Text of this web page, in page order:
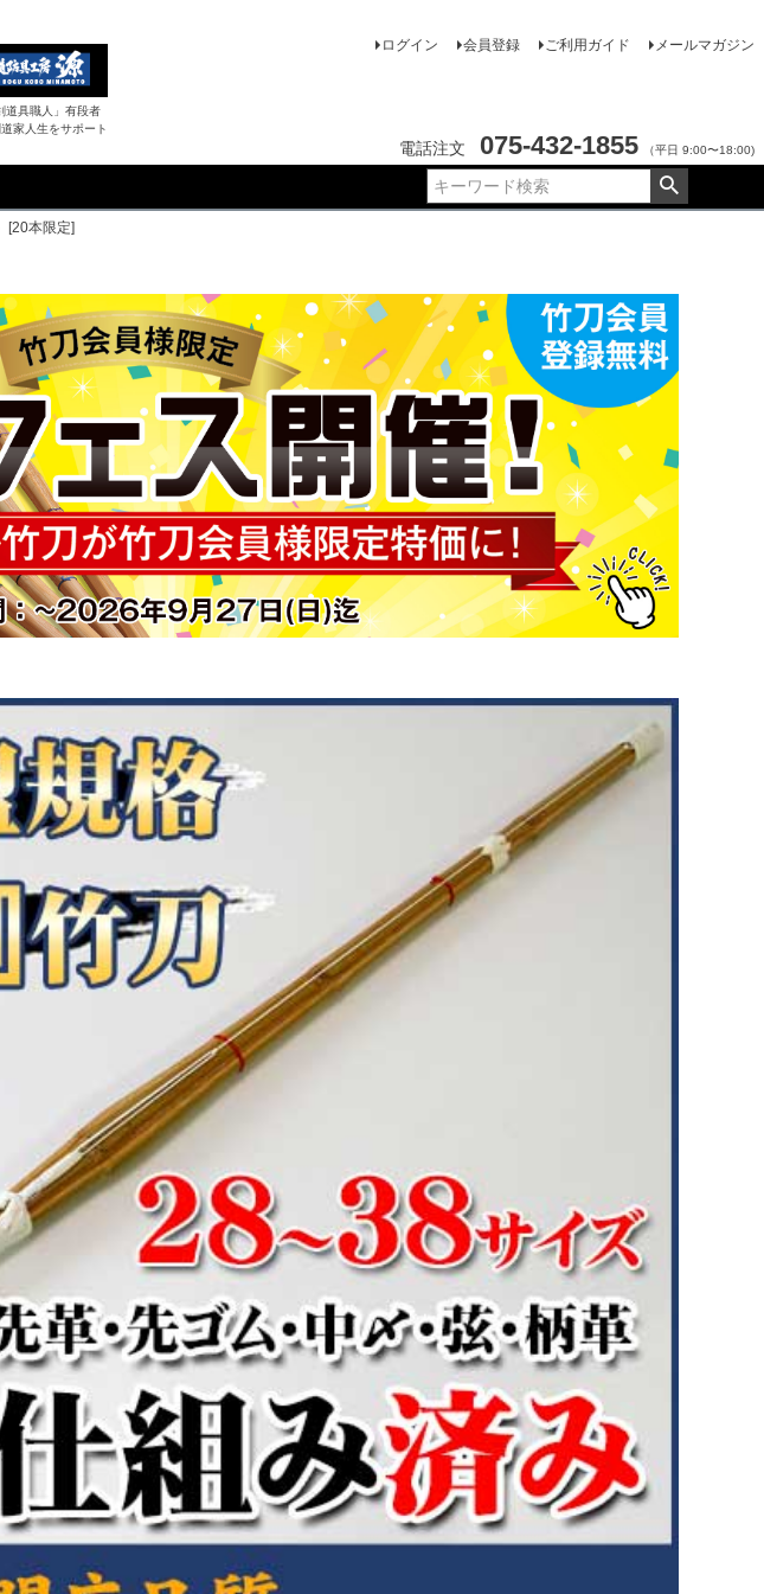
道具職人」有段者
家人生をサポート
ログイン 会員登録 ご利用ガイド メールマガジン
電話注文 075-432-1855 （平日 9:00〜18:00)
[20本限定]